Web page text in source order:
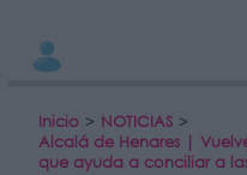
Inicio > NOTICIAS >
Alcalá de Henares |
que ayuda a conciliar a
Información adicional